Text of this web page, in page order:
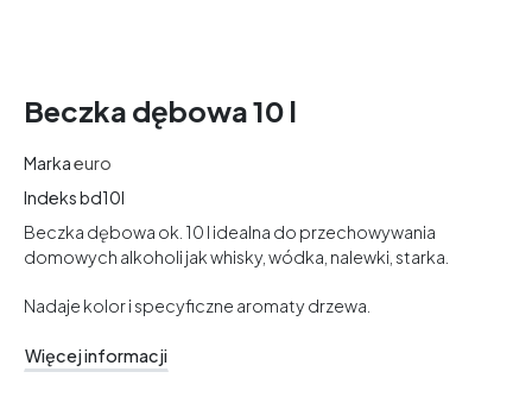
Beczka dębowa 10 l
Markaeuro
Indeksbd10l
Beczka dębowa ok. 10 l idealna do przechowywania
domowych alkoholi jak whisky, wódka, nalewki, starka.
Nadaje kolor i specyficzne aromaty drzewa.
Więcej informacji